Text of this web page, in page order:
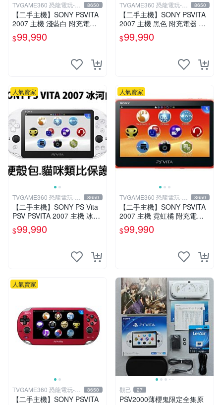
TVGAME360 恐龍電玩-台
中店
8650
【二手主機】SONY PSVITA
2007 主機 淺藍白 附充電器
USB傳輸線 PS VITA PSV 裸
裝 台中
$99,990
TVGAME360 恐龍電玩-台
中店
8650
【二手主機】SONY PSVITA
2007 主機 黑色 附充電器 US
B傳輸線 PS VITA PSV 無盒
裝
$99,990
人氣賣家
TVGAME360 恐龍電玩-台
中店
8650
【二手主機】SONY PS Vita
PSV PSVITA 2007 主機 冰河
白 白黑色(9.9成新)【台中恐
龍電玩】
$99,990
人氣賣家
TVGAME360 恐龍電玩-台
中店
8650
【二手主機】SONY PSVITA
2007 主機 霓虹橘 附充電器
USB傳輸線 PS VITA PSV 台
中恐龍電玩
$99,990
人氣賣家
TVGAME360 恐龍電玩-台
中店
8650
【二手主機】SONY PSVITA
觀己 27
PSV2000薄櫻鬼限定全集原